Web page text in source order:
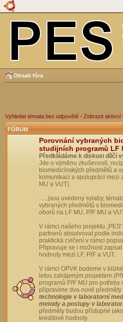
Obsah fóra
Vyhledat témata bez odpovědí • Zobrazit aktivní
FÓRUM
Porovnání vybraných
studijních programů LF
Předkládáme k diskusi dílčí
Jde o výměnu zkušeností,
biomedicínských předmětů a
komunikaci a spolupráci mezi
MU a VUT).
…..jsou uvedeny sylaby,
vybraných předmětů s
oborů na LF MU, PřF MU a
V rámci našeho projektu
partnerů absolvovat podle
praktická cvičení v rámci
Připravuje se i možnost
hodnoty mezi LF, PřF a VUT.
V rámci OPVK budeme v
letos zahájeným projektem
programů PřF MU pro potřeby
připravíme dva nové předměty
technologie v laboratorní
metody a postupy v
předměty budou přístupné
kreditové hodnoty.